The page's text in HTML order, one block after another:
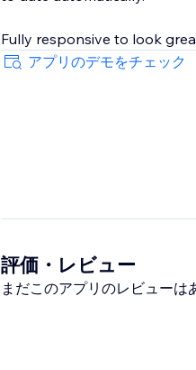
Fully responsive to look
アプリのデモをチェック
評価・レビュー
まだこのアプリのレビューは